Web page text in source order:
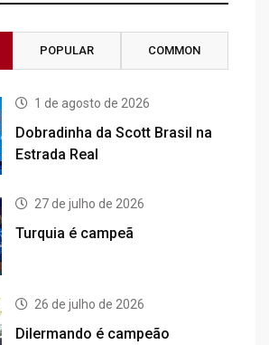
POPULAR COMMON
1 de agosto de 2026
Dobradinha da Scott Brasil na
Estrada Real
27 de julho de 2026
Turquia é campeã
26 de julho de 2026
Dilermando é campeão